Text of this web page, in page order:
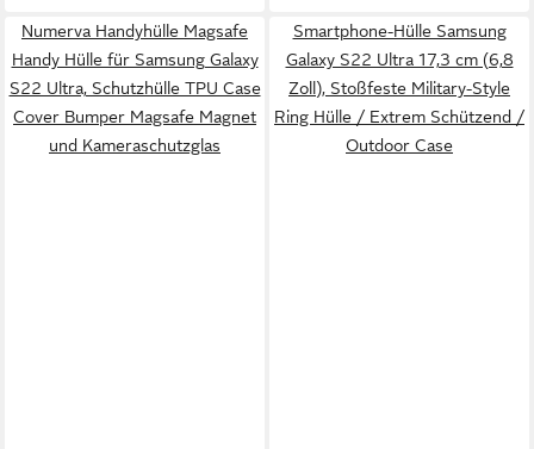
Numerva Handyhülle Magsafe
Handy Hülle für Samsung Galaxy
S22 Ultra, Schutzhülle TPU Case
Cover Bumper Magsafe Magnet
und Kameraschutzglas
Smartphone-Hülle Samsung
Galaxy S22 Ultra 17,3 cm (6,8
Zoll), Stoßfeste Military-Style
Ring Hülle / Extrem Schützend /
Outdoor Case